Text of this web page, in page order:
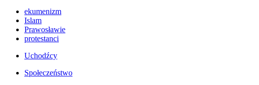
ekumenizm
Islam
Prawosławie
protestanci
Uchodźcy
Społeczeństwo